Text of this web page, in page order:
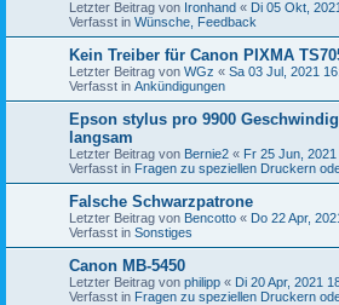
Letzter Beitrag von Ironhand « Di 05 Okt,
Verfasst in Wünsche, Feedback
Kein Treiber für Canon PIXMA
Letzter Beitrag von WGz « Sa 03 Jul, 2021
Verfasst in Ankündigungen
Epson stylus pro 9900
langsam
Letzter Beitrag von Bernie2 « Fr 25 Jun, 2021
Verfasst in Fragen zu speziellen Druckern
Falsche Schwarzpatrone
Letzter Beitrag von Bencotto « Do 22 Apr,
Verfasst in Sonstiges
Canon MB-5450
Letzter Beitrag von philipp « Di 20 Apr, 2021
Verfasst in Fragen zu speziellen Druckern